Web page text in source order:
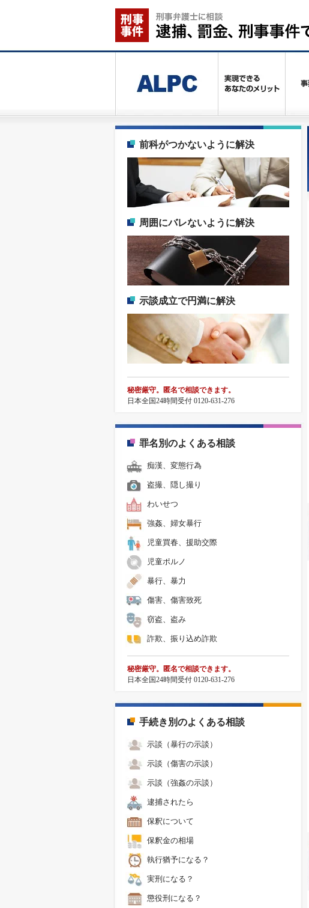
前科がつかないように解決
周囲にバレないように解決
示談成立で円満に解決
秘密厳守。匿名で相談できます。
日本全国24時間受付 0120-631-276
罪名別のよくある相談
痴漢、変態行為
盗撮、隠し撮り
わいせつ
強姦、婦女暴行
児童買春、援助交際
児童ポルノ
暴行、暴力
傷害、傷害致死
窃盗、盗み
詐欺、振り込め詐欺
秘密厳守。匿名で相談できます。
日本全国24時間受付 0120-631-276
手続き別のよくある相談
示談（暴行の示談）
示談（傷害の示談）
示談（強姦の示談）
逮捕されたら
保釈について
保釈金の相場
執行猶予になる？
実刑になる？
懲役刑になる？